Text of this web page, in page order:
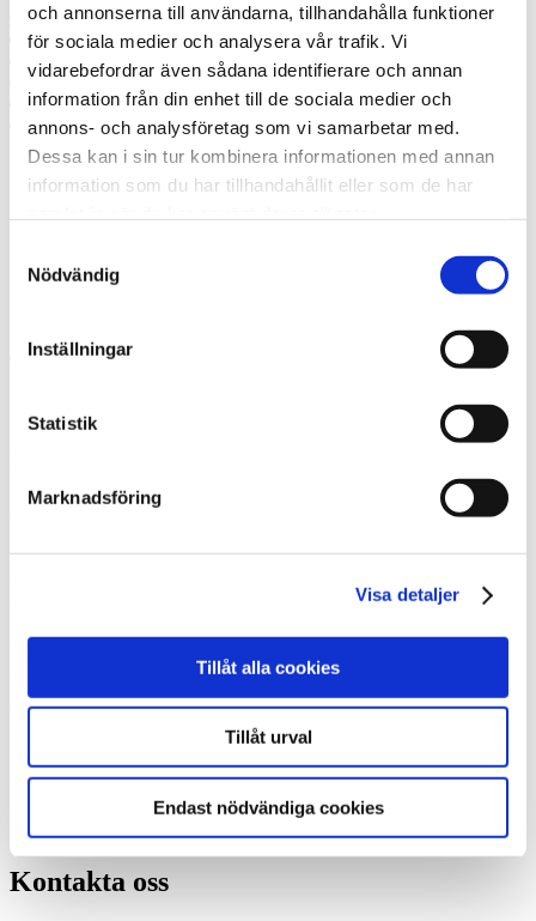
och annonserna till användarna, tillhandahålla funktioner
för sociala medier och analysera vår trafik. Vi
vidarebefordrar även sådana identifierare och annan
information från din enhet till de sociala medier och
annons- och analysföretag som vi samarbetar med.
Dessa kan i sin tur kombinera informationen med annan
information som du har tillhandahållit eller som de har
Nödvändig
Inställningar
Statistik
Marknadsföring
Visa detaljer
Tillåt alla cookies
Tillåt urval
Endast nödvändiga cookies
0271-21000
Prata med en expert
Begär offert
Kontakta mig
Boka hembesök
Ring oss
Prata med en expert
Ring oss
Certifierad Thermiainstallatör, Edsbyn
- din certifierade återförsäljare i Edsbyn.
dig och ditt hus.
Vid varje värmepumpsinstallation tar vi ett helhetsansvar och
säkerställer att du får en lösning som du blir helt nöjd med.
Kontakta oss